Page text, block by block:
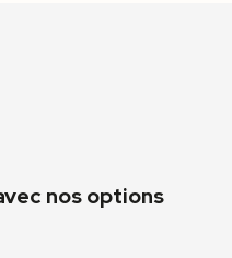
nos options